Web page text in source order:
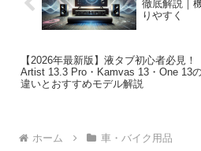
徹底解説｜
りやすく
【2026年最新版】液タブ初心者必見！
Artist 13.3 Pro・Kamvas 13・One 13
違いとおすすめモデル解説
ホーム 車・バイク用品